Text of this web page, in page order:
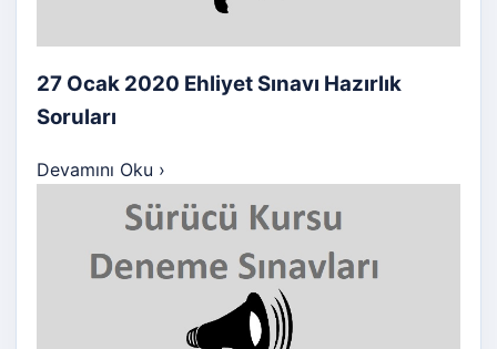
27 Ocak 2020 Ehliyet Sınavı Hazırlık
Soruları
Devamını Oku ›